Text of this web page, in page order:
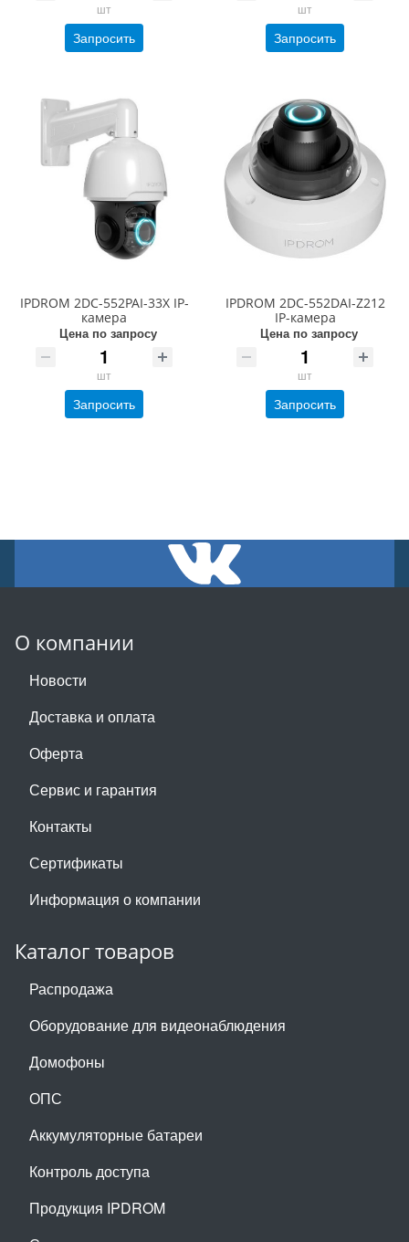
шт
Запросить
шт
Запросить
IPDROM 2DC-552PAI-33X IP-
камера
Цена по запросу
шт
Запросить
IPDROM 2DC-552DAI-Z212
IP-камера
Цена по запросу
шт
Запросить
О компании
Новости
Доставка и оплата
Оферта
Сервис и гарантия
Контакты
Сертификаты
Информация о компании
Каталог товаров
Распродажа
Оборудование для видеонаблюдения
Домофоны
ОПС
Аккумуляторные батареи
Контроль доступа
Продукция IPDROM